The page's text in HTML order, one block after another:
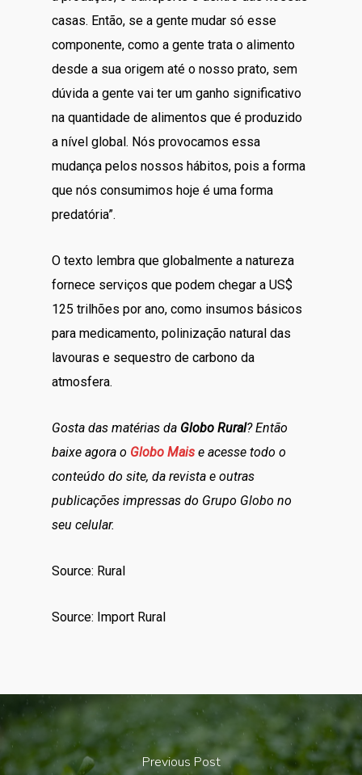
casas. Então, se a gente mudar só esse
componente, como a gente trata o alimento
desde a sua origem até o nosso prato, sem
dúvida a gente vai ter um ganho significativo
na quantidade de alimentos que é produzido
a nível global. Nós provocamos essa
mudança pelos nossos hábitos, pois a forma
que nós consumimos hoje é uma forma
predatória”.
O texto lembra que globalmente a natureza
fornece serviços que podem chegar a US$
125 trilhões por ano, como insumos básicos
para medicamento, polinização natural das
lavouras e sequestro de carbono da
atmosfera.
Gosta das matérias da Globo Rural? Então
baixe agora o Globo Mais e acesse todo o
conteúdo do site, da revista e outras
publicações impressas do Grupo Globo no
seu celular.
Source: Rural
Source: Import Rural
Previous Post